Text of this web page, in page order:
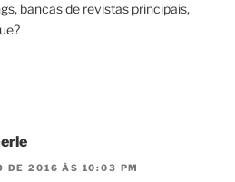
bancas de revistas principais,
DE 2016 ÀS 10:03 PM